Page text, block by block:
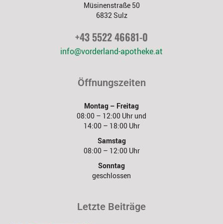
Müsinenstraße 50
6832 Sulz
+43 5522 46681-0
info@vorderland-apotheke.at
Öffnungszeiten
Montag – Freitag
08:00 – 12:00 Uhr und
14:00 – 18:00 Uhr
Samstag
08:00 – 12:00 Uhr
Sonntag
geschlossen
Letzte Beiträge